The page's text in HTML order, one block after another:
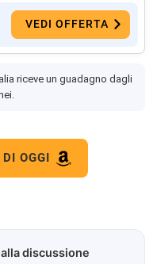
VEDI OFFERTA
riceve un guadagno dagli
OGGI
discussione